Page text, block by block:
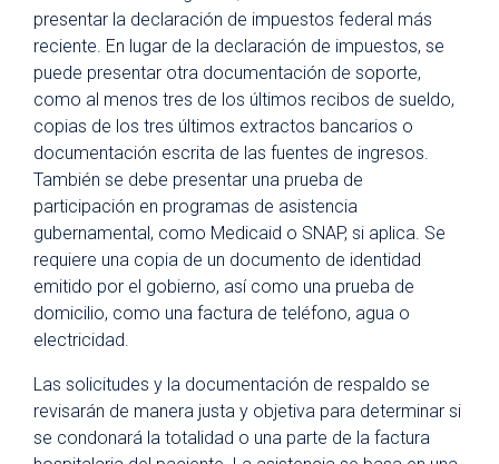
presentar la declaración de impuestos federal más
reciente. En lugar de la declaración de impuestos, se
puede presentar otra documentación de soporte,
como al menos tres de los últimos recibos de sueldo,
copias de los tres últimos extractos bancarios o
documentación escrita de las fuentes de ingresos.
También se debe presentar una prueba de
participación en programas de asistencia
gubernamental, como Medicaid o SNAP, si aplica. Se
requiere una copia de un documento de identidad
emitido por el gobierno, así como una prueba de
domicilio, como una factura de teléfono, agua o
electricidad.
Las solicitudes y la documentación de respaldo se
revisarán de manera justa y objetiva para determinar si
se condonará la totalidad o una parte de la factura